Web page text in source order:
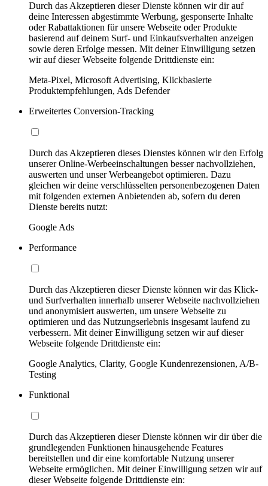
Durch das Akzeptieren dieser Dienste können wir dir auf
deine Interessen abgestimmte Werbung, gesponserte Inhalte
oder Rabattaktionen für unsere Webseite oder Produkte
basierend auf deinem Surf- und Einkaufsverhalten anzeigen
sowie deren Erfolge messen. Mit deiner Einwilligung setzen
wir auf dieser Webseite folgende Drittdienste ein:
Meta-Pixel, Microsoft Advertising, Klickbasierte
Produktempfehlungen, Ads Defender
Erweitertes Conversion-Tracking
Durch das Akzeptieren dieses Dienstes können wir den Erfolg
unserer Online-Werbeeinschaltungen besser nachvollziehen,
auswerten und unser Werbeangebot optimieren. Dazu
gleichen wir deine verschlüsselten personenbezogenen Daten
mit folgenden externen Anbietenden ab, sofern du deren
Dienste bereits nutzt:
Google Ads
Performance
Durch das Akzeptieren dieser Dienste können wir das Klick-
und Surfverhalten innerhalb unserer Webseite nachvollziehen
und anonymisiert auswerten, um unsere Webseite zu
optimieren und das Nutzungserlebnis insgesamt laufend zu
verbessern. Mit deiner Einwilligung setzen wir auf dieser
Webseite folgende Drittdienste ein:
Google Analytics, Clarity, Google Kundenrezensionen, A/B-
Testing
Funktional
Durch das Akzeptieren dieser Dienste können wir dir über die
grundlegenden Funktionen hinausgehende Features
bereitstellen und dir eine komfortable Nutzung unserer
Webseite ermöglichen. Mit deiner Einwilligung setzen wir auf
dieser Webseite folgende Drittdienste ein: